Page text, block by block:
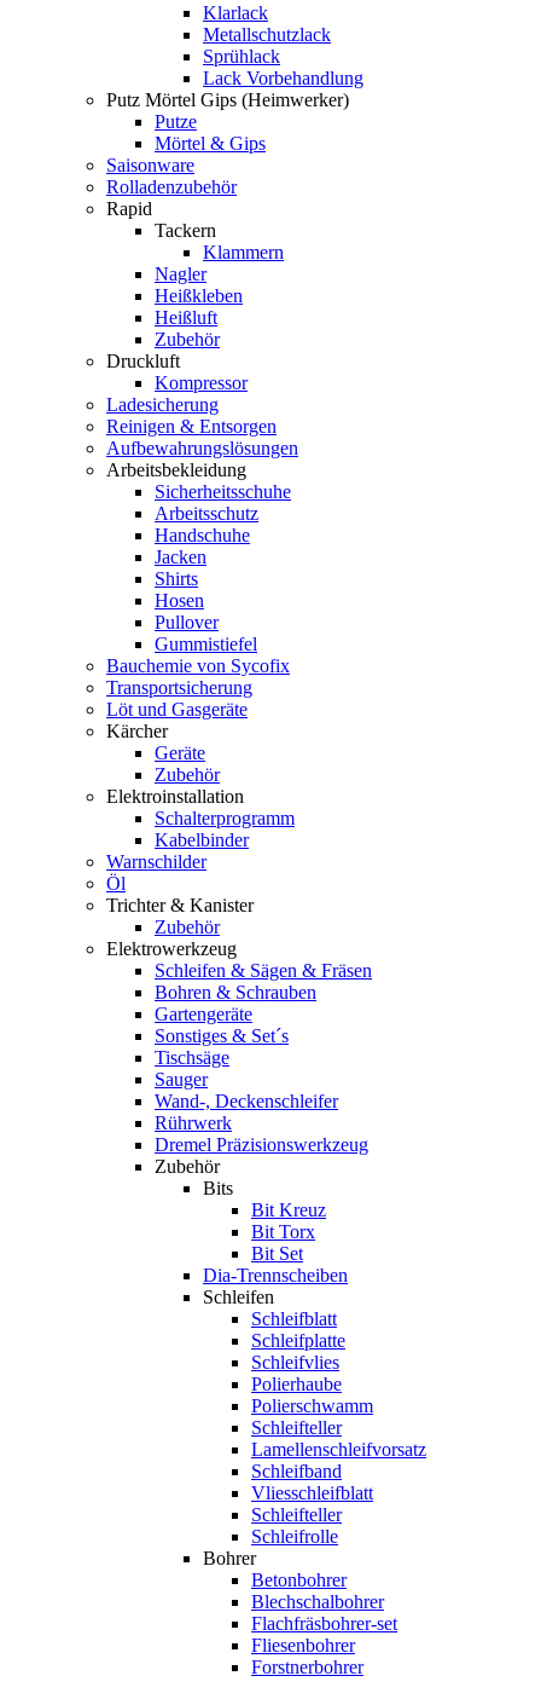
Klarlack
Metallschutzlack
Sprühlack
Lack Vorbehandlung
Putz Mörtel Gips (Heimwerker)
Putze
Mörtel & Gips
Saisonware
Rolladenzubehör
Rapid
Tackern
Klammern
Nagler
Heißkleben
Heißluft
Zubehör
Druckluft
Kompressor
Ladesicherung
Reinigen & Entsorgen
Aufbewahrungslösungen
Arbeitsbekleidung
Sicherheitsschuhe
Arbeitsschutz
Handschuhe
Jacken
Shirts
Hosen
Pullover
Gummistiefel
Bauchemie von Sycofix
Transportsicherung
Löt und Gasgeräte
Kärcher
Geräte
Zubehör
Elektroinstallation
Schalterprogramm
Kabelbinder
Warnschilder
Öl
Trichter & Kanister
Zubehör
Elektrowerkzeug
Schleifen & Sägen & Fräsen
Bohren & Schrauben
Gartengeräte
Sonstiges & Set´s
Tischsäge
Sauger
Wand-, Deckenschleifer
Rührwerk
Dremel Präzisionswerkzeug
Zubehör
Bits
Bit Kreuz
Bit Torx
Bit Set
Dia-Trennscheiben
Schleifen
Schleifblatt
Schleifplatte
Schleifvlies
Polierhaube
Polierschwamm
Schleifteller
Lamellenschleifvorsatz
Schleifband
Vliesschleifblatt
Schleifteller
Schleifrolle
Bohrer
Betonbohrer
Blechschalbohrer
Flachfräsbohrer-set
Fliesenbohrer
Forstnerbohrer